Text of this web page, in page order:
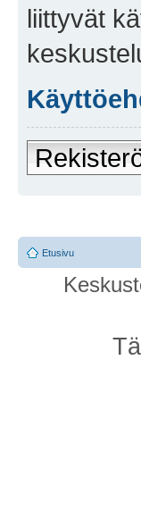
liittyvät
Etusivu